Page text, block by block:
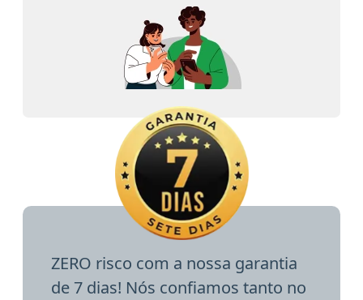
ZERO risco com a nossa garantia
de 7 dias! Nós confiamos tanto no